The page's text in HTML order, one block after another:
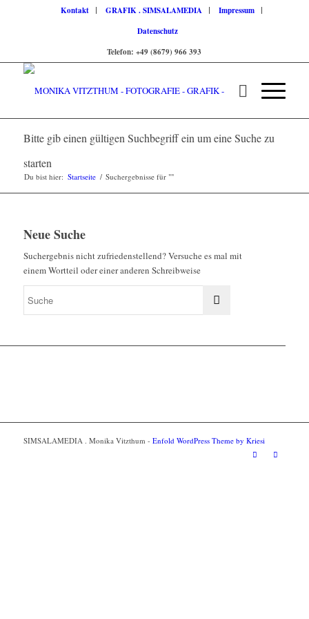
Kontakt GRAFIK . SIMSALAMEDIA
Impressum
Datenschutz
Telefon: +49 (8679) 966 393
Bitte gib einen gültigen Suchbegriff ein um eine Suche zu
starten
Du bist hier: Startseite / Suchergebnisse für ""
Neue Suche
Suchergebnis nicht zufriedenstellend? Versuche es mal mit
einem Wortteil oder einer anderen Schreibweise
SIMSALAMEDIA . Monika Vitzthum - Enfold WordPress Theme by Kriesi